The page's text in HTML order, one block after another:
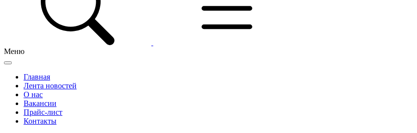
Меню
Главная
Лента новостей
О нас
Вакансии
Прайс-лист
Контакты